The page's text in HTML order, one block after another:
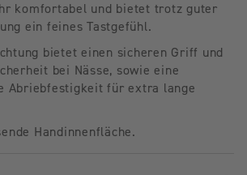
komfortabel und bietet trotz guter
ein feines Tastgefühl.
bietet einen sicheren Griff und
bei Nässe, sowie eine
Abriebfestigkeit für extra lange
Handinnenfläche.